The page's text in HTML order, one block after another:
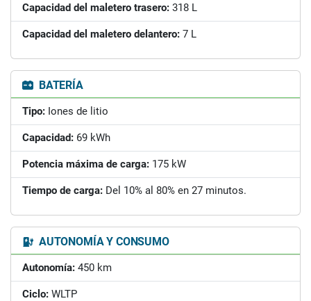
Capacidad del maletero trasero: 318 L
Capacidad del maletero delantero: 7 L
BATERÍA
Tipo: Iones de litio
Capacidad: 69 kWh
Potencia máxima de carga: 175 kW
Tiempo de carga: Del 10% al 80% en 27 minutos.
AUTONOMÍA Y CONSUMO
Autonomía: 450 km
Ciclo: WLTP